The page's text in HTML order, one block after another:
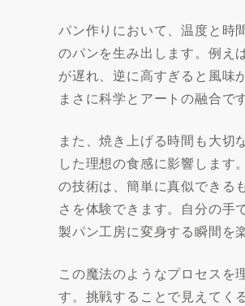
パン作りにおいて、温度と時
のパンを生み出します。例え
が遅れ、逆に高すぎると風味
まさに科学とアートの融合で
また、焼き上げる時間も大切
した理想の食感に影響します
の技術は、簡単に真似できる
さを体験できます。自分の手
製パン工房に変身する瞬間を
この魔法のようなプロセスを
す。挑戦することで見えてく